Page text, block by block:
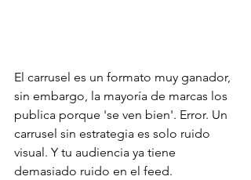
El carrusel es un formato muy ganador,
sin embargo, la mayoría de marcas los
publica porque 'se ven bien'. Error. Un
carrusel sin estrategia es solo ruido
visual. Y tu audiencia ya tiene
demasiado ruido en el feed.